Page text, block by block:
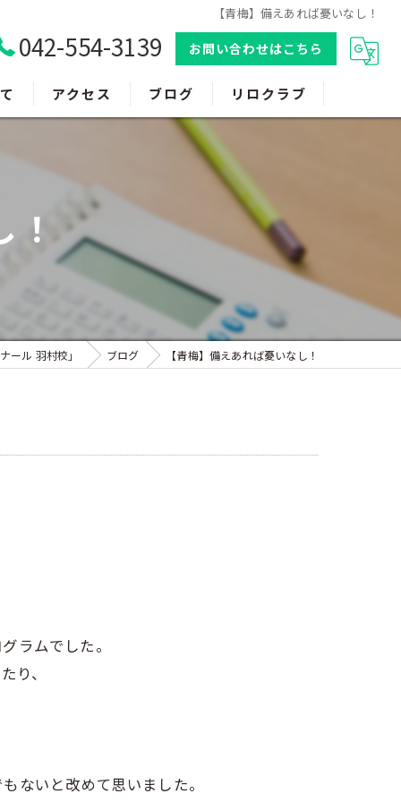
【青梅】備えあれば憂いなし！
042-554-3139 お問い合わせはこちら
アクセス ブログ リロクラブ
ール 羽村校」 ブログ 【青梅】備えあれば憂いなし！
ラムでした。
り、
ないと改めて思いました。